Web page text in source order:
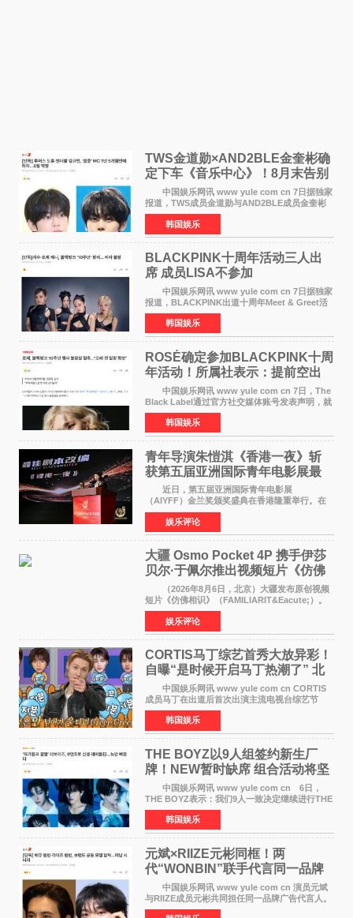
TWS金道勋×AND2BLE金奎彬确
定下车《音乐中心》！8月末告别
MC席位
中国娱乐网讯 www yule com cn 7日据独家
报道，TWS成员金道勋与AND2BLE成员金奎彬
将于8月离开《音乐中心》MC的位置。 金道
勋与金奎彬于去年3月与H2H A-NA一起被选为
《音乐中心》MC，约1
韩国娱乐
BLACKPINK十周年活动三人出
席 成员LISA不参加
中国娱乐网讯 www yule com cn 7日据独家
报道，BLACKPINK出道十周年Meet & Greet活
动将由智秀、ROS&Eacute;、JENNIE出席，
LISA将缺席。 此前BLACKPINK所属社YG并
未为组合出道十周年做
韩国娱乐
ROSÉ确定参加BLACKPINK十周
年活动！所属社表示：提前空出
了时间
中国娱乐网讯 www yule com cn 7日，The
Black Label通过官方社交媒体账号发表声明，就
近期网络上关于ROS&Eacute;个人行程及是否参
加BLACKPINK出道纪念活动的种种猜测作出正
式回应。 Th
韩国娱乐
青年导演朱愷淇《香港一夜》斩
获第五届亚洲国际青年电影展最
佳剧本改编奖
近日，第五届亚洲国际青年电影展
（AIYFF）金兰奖颁奖盛典在香港隆重举行。在
这场汇聚数百位海内外电影人、文化界人士及媒
体代表的亚洲青年影视盛会上，香港本土电影
《香港一夜》（Dawn in Ho
娱乐评论
大疆 Osmo Pocket 4P 携手伊莎
贝尔·于佩尔推出视频短片《仿佛
相识》
（2026年8月6日，北京）大疆发布原创视频
短片《仿佛相识》（FAMILIARIT&Eacute;）。
视频短片由戛纳国际电影节最佳女演员伊莎贝尔·
于佩尔（Isabelle Huppert）主演，全程使用大
疆首款双主摄口
娱乐评论
CORTIS马丁综艺首秀大放异彩！
自曝“是时候开启马丁热潮了” 北
美巡演火热进行中
中国娱乐网讯 www yule com cn CORTIS
成员马丁在出道后首次出演主流电视台综艺节
目，展现了多才多艺的魅力。 马丁出演了5日
播出的MBC《Radio Star》Fashion与Passion
之间，I&lsquo;m
韩国娱乐
THE BOYZ以9人组签约新生厂
牌！NEW暂时缺席 组合活动将坚
定不移继续
中国娱乐网讯 www yule com cn 6日，
THE BOYZ表示：我们9人一致决定继续进行THE
BOYZ组合活动，并且已经完成了组合团体活动
签约。目前正在新生厂牌下进行活动准备。尚未
离开THE BOYZ原所
韩国娱乐
元斌×RIIZE元彬同框！两
代“WONBIN”联手代言同一品牌
颜值天花板合体
中国娱乐网讯 www yule com cn 演员元斌
与RIIZE成员元彬共同担任同一品牌广告代言人。
6日据独家报道，继演员元斌之后，RIIZE元彬最